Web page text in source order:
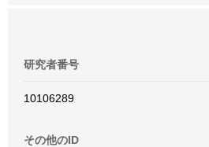
研究者番号
10106289
その他のID